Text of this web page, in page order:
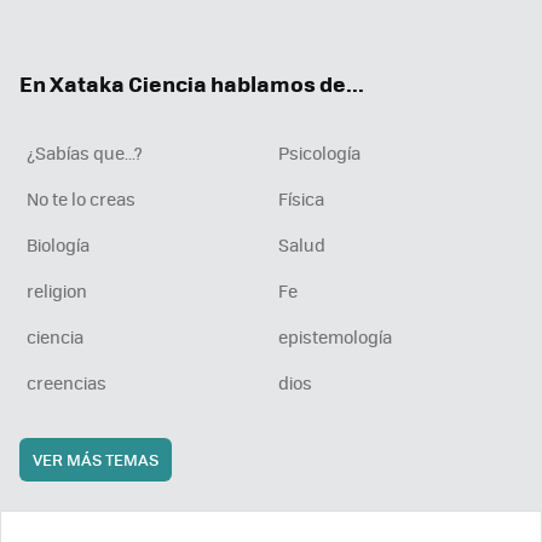
En Xataka Ciencia hablamos de...
¿Sabías que...?
Psicología
No te lo creas
Física
Biología
Salud
religion
Fe
ciencia
epistemología
creencias
dios
VER MÁS TEMAS